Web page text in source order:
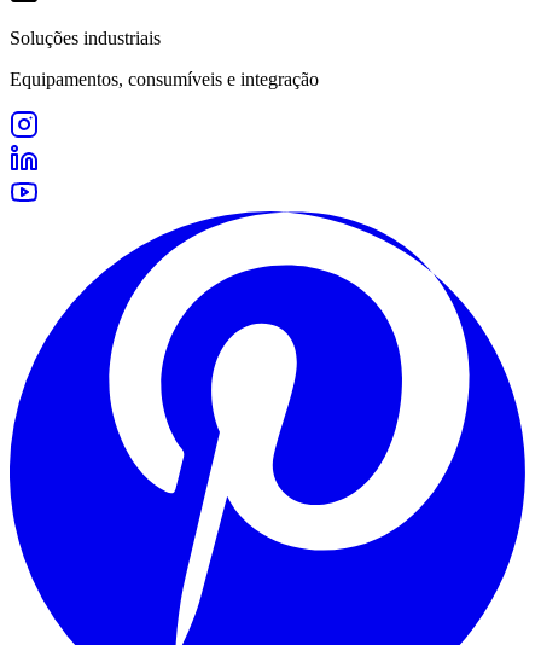
Soluções industriais
Equipamentos, consumíveis e integração